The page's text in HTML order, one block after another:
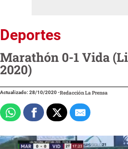
Deportes
Marathón 0-1 Vida
2020)
Actualizado: 28/10/2020-Redacción La Prensa